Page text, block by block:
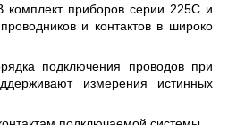
комплект приборов серии 225C и
и контактов в широко
подключения проводов при
измерения истинных